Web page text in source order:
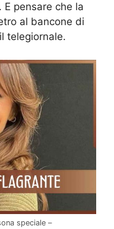
pensare che la
al bancone di
telegiornale.
speciale –